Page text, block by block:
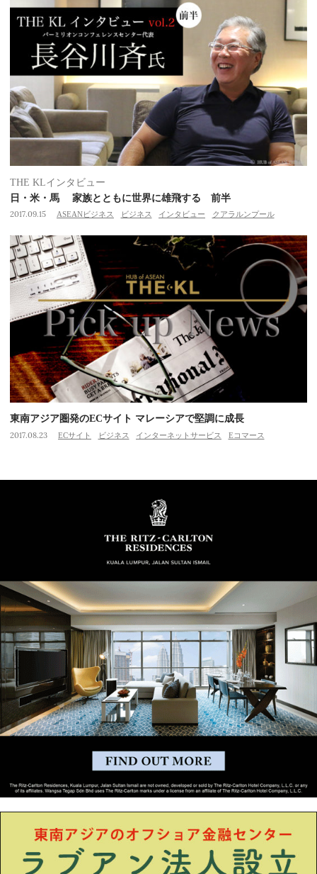
THE KLインタビュー
日・米・馬 家族とともに世界に雄飛する 前半
2017.09.15 ASEANビジネス ビジネス インタビュー クアラルンプール
東南アジア圏発のECサイト マレーシアで堅調に成長
2017.08.23 ECサイト ビジネス インターネットサービス Eコマース